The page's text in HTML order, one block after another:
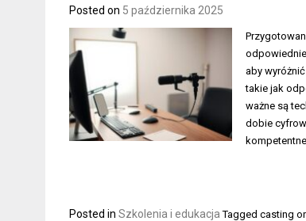
Posted on 5 października 2025
aby
takie jak
ważne są
dobie
Posted in Szkolenia i edukacja Tagged casting